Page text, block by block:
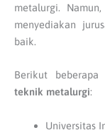
metalurgi.
menyediakan
baik.
Berikut
teknik metalurgi:
Universitas